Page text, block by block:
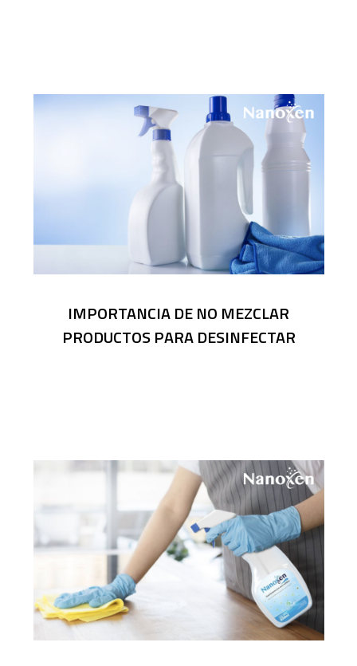
IMPORTANCIA DE NO MEZCLAR
PRODUCTOS PARA DESINFECTAR